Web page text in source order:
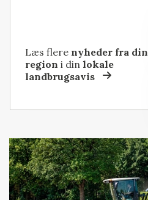
Læs flere nyheder fra din
region i dinlokale
landbrugsavis